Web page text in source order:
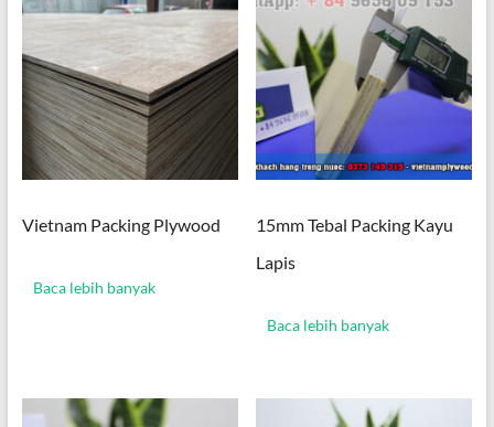
Vietnam Packing Plywood
Baca lebih banyak
15mm Tebal Packing Kayu
Lapis
Baca lebih banyak